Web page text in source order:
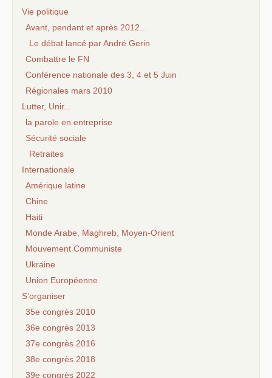
Vie politique
Avant, pendant et après 2012...
Le débat lancé par André Gerin
Combattre le FN
Conférence nationale des 3, 4 et 5 Juin
Régionales mars 2010
Lutter, Unir...
la parole en entreprise
Sécurité sociale
Retraites
Internationale
Amérique latine
Chine
Haiti
Monde Arabe, Maghreb, Moyen-Orient
Mouvement Communiste
Ukraine
Union Européenne
S’organiser
35e congrès 2010
36e congrès 2013
37e congrès 2016
38e congrès 2018
39e congrès 2022